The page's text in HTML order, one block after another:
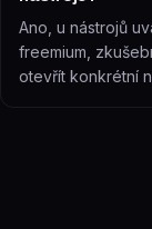
Ano, u nástrojů
freemium,
otevřít konkrétní